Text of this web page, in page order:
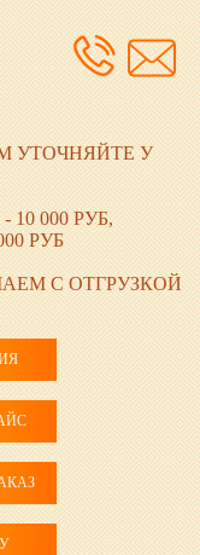
УТОЧНЯЙТЕ У
000 РУБ,
РУБ
С ОТГРУЗКОЙ